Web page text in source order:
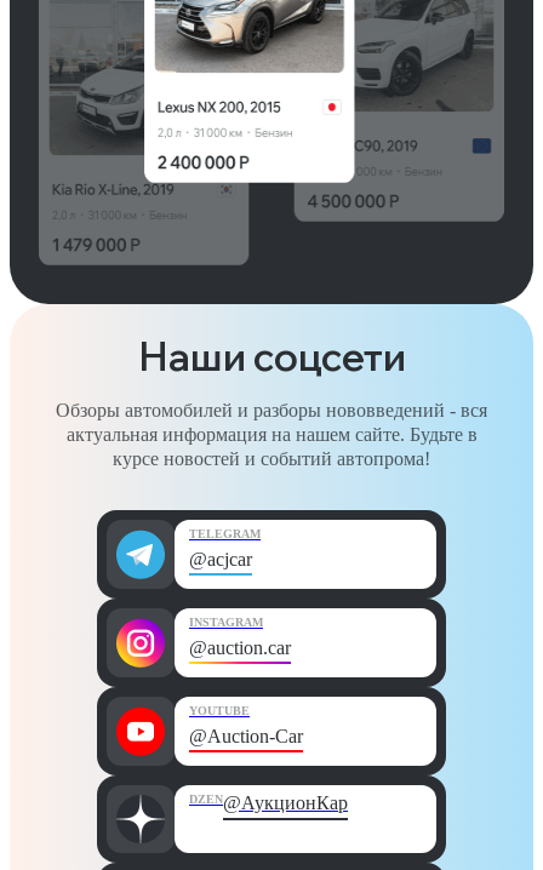
Наши соцсети
Обзоры автомобилей и разборы нововведений - вся
актуальная информация на нашем сайте. Будьте в
курсе новостей и событий автопрома!
TELEGRAM
@acjcar
INSTAGRAM
@auction.car
YOUTUBE
@Auction-Car
DZEN@АукционКар